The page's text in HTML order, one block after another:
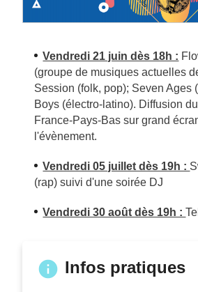
Vendredi 21 juin dès 18h :
(groupe de musiques actuelles
Session (folk, pop); Seven Ages
Boys (électro-latino). Diffusion
France-Pays-Bas sur grand
l'évènement.
Vendredi 05 juillet dès 19h :
(rap) suivi d'une soirée DJ
Vendredi 30 août dès 19h :
Infos pratiques